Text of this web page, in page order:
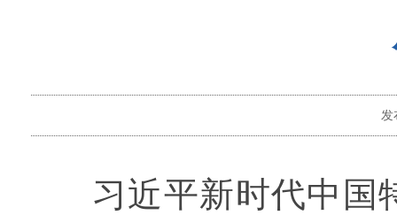
发
习近平新时代中国